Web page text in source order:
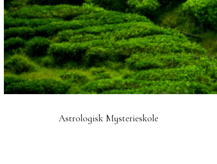
Astrologisk Mysterieskole